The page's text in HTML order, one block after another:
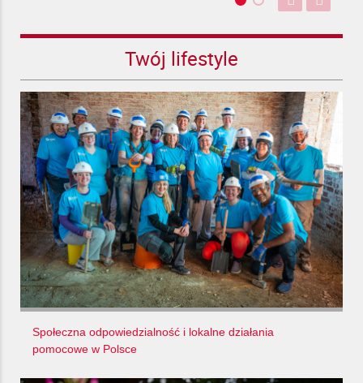
Twój lifestyle
Społeczna odpowiedzialność i lokalne działania
pomocowe w Polsce